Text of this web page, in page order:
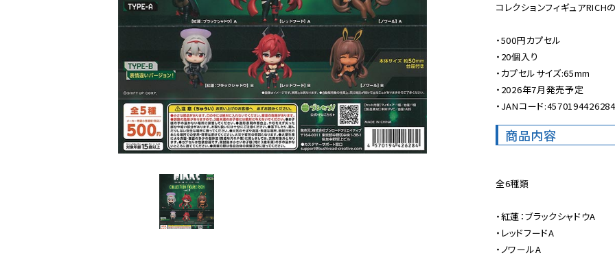
よくあるご質問
ご利用ガイド
06-6282-7659
コレクションフィギュアRICH
・500円カプセル
・20個入り
・カプセルサイズ:65mm
・2026年7月発売予定
・JANコード:4570194426284
商品内容
全6種類
・紅蓮：ブラックシャドウA
・レッドフードA
・ノワールA